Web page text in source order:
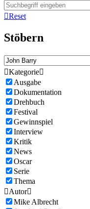
Reset
Stöbern
Kategorie
Ausgabe
Dokumentation
Drehbuch
Festival
Gewinnspiel
Interview
Kritik
News
Oscar
Serie
Thema
Autor
Mike Albrecht